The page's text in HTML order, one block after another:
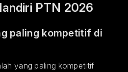
PTN 2026
paling kompetitif di
yang paling kompetitif